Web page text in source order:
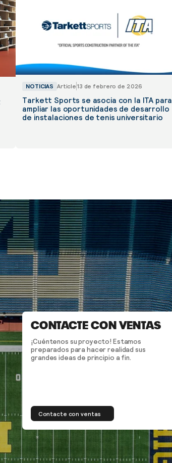
NOTICIAS Article 13 de febrero de 2026
Tarkett Sports se asocia con la ITA para
ampliar las oportunidades de desarrollo
de instalaciones de tenis universitario
CONTACTE CON VENTAS
¡Cuéntenos su proyecto! Estamos
preparados para hacer realidad sus
grandes ideas de principio a fin.
Contacte con ventas